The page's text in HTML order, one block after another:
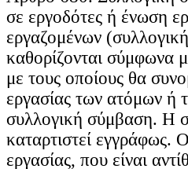
σε εργοδότες ή ένωση
εργαζομένων
καθορίζονται σύμφωνα
με τους οποίους θα
εργασίας των ατόμων ή
συλλογική σύμβαση. Η
καταρτιστεί εγγράφως.
εργασίας, που είναι